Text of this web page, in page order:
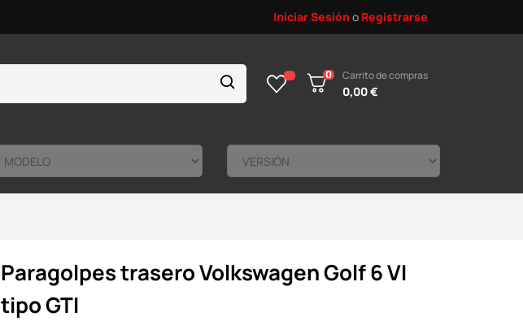
Iniciar Sesión o Registrarse
0 Carrito de compras
0,00 €
Paragolpes trasero Volkswagen Golf 6 VI
tipo GTI